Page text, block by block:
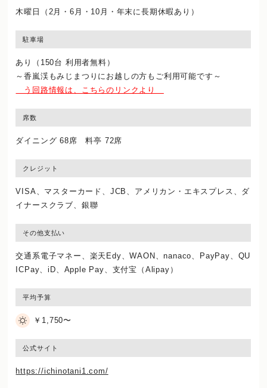
木曜日（2月・6月・10月・年末に長期休暇あり）
駐車場
あり（150台 利用者無料）
～香嵐渓もみじまつりにお越しの方もご利用可能です～
う回路情報は、こちらのリンクより
席数
ダイニング 68席 料亭 72席
クレジット
VISA、マスターカード、JCB、アメリカン・エキスプレス、ダ
イナースクラブ、銀聯
その他支払い
交通系電子マネー、楽天Edy、WAON、nanaco、PayPay、QU
ICPay、iD、Apple Pay、支付宝（Alipay）
平均予算
￥1,750〜
公式サイト
https://ichinotani1.com/